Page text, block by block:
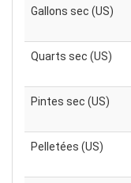
Gallons sec (US)
Quarts sec (US)
Pintes sec (US)
Pelletées (US)